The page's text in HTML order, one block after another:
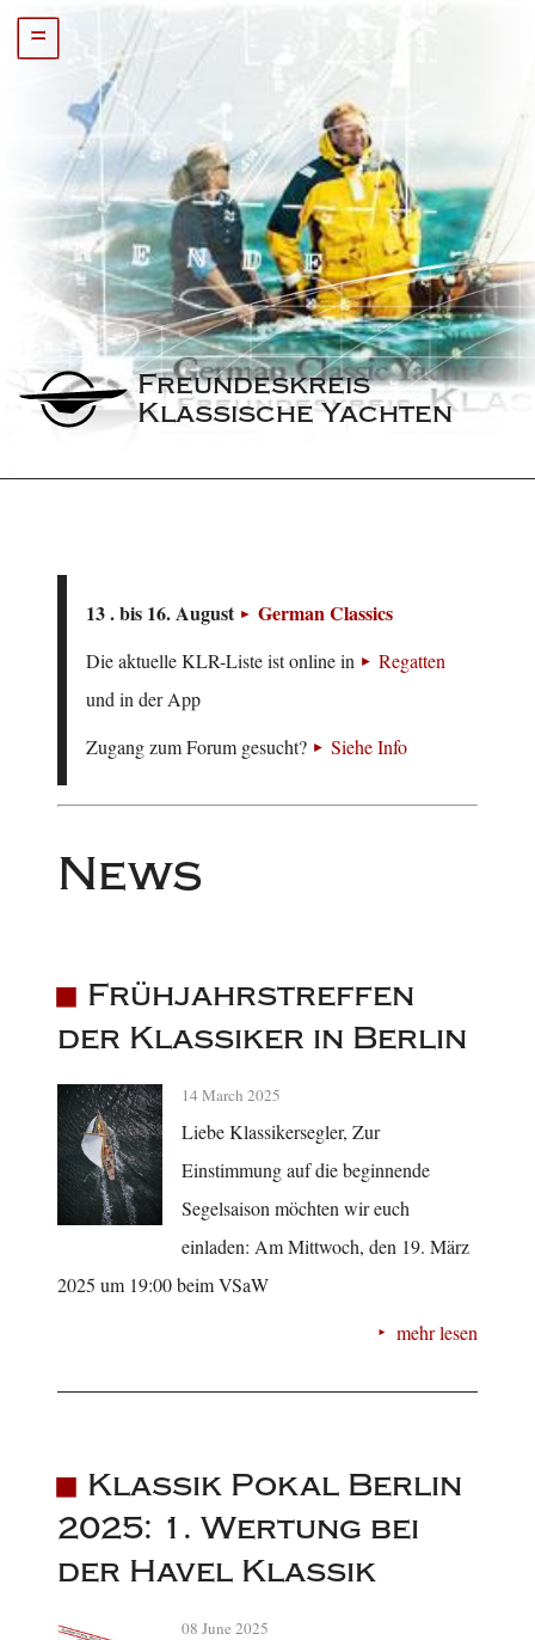
=
Freundeskreis
Klassische Yachten
13 . bis 16. August German Classics
Die aktuelle KLR-Liste ist online in
Regatten
und in der App
Zugang zum Forum gesucht?
Siehe Info
News
Frühjahrstreffen
der Klassiker in Berlin
14 March 2025
Liebe Klassikersegler, Zur
Einstimmung auf die beginnende
Segelsaison möchten wir euch
einladen: Am Mittwoch, den 19. März
2025 um 19:00 beim VSaW
mehr lesen
Klassik Pokal Berlin
2025: 1. Wertung bei
der Havel Klassik
08 June 2025